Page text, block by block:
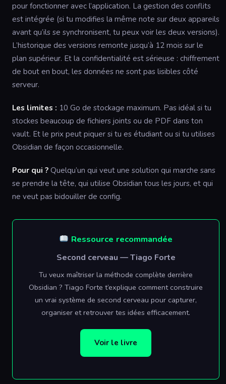
pour fonctionner avec l’application. La gestion des conflits
est intégrée (si tu modifies la même note sur deux appareils
avant qu’ils se synchronisent, tu peux voir les deux versions).
L’historique des versions remonte jusqu’à 12 mois sur le
plan supérieur. Et la confidentialité est sérieuse : chiffrement
de bout en bout, les données ne sont pas lisibles côté
serveur.
Les limites : 10 Go de stockage maximum. Pas idéal si tu
stockes beaucoup de fichiers joints ou de PDF dans ton
vault. Et le prix peut piquer si tu es étudiant ou si tu utilises
Obsidian de façon occasionnelle.
Pour qui ? Quelqu’un qui veut une solution qui marche sans
se prendre la tête, qui utilise Obsidian tous les jours, et qui
ne veut pas bidouiller de config.
Ressource recommandée
Second cerveau — Tiago Forte
Tu veux maîtriser la méthode complète derrière
Obsidian ? Tiago Forte t’explique comment construire
un vrai système de second cerveau pour capturer,
organiser et retrouver tes idées efficacement.
Voir le livre